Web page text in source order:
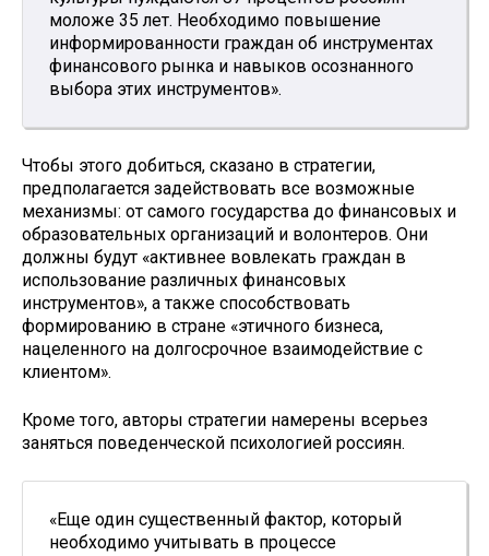
моложе 35 лет. Необходимо повышение
информированности граждан об инструментах
финансового рынка и навыков осознанного
выбора этих инструментов».
Чтобы этого добиться, сказано в стратегии,
предполагается задействовать все возможные
механизмы: от самого государства до финансовых и
образовательных организаций и волонтеров. Они
должны будут «активнее вовлекать граждан в
использование различных финансовых
инструментов», а также способствовать
формированию в стране «этичного бизнеса,
нацеленного на долгосрочное взаимодействие с
клиентом».
Кроме того, авторы стратегии намерены всерьез
заняться поведенческой психологией россиян.
«Еще один существенный фактор, который
необходимо учитывать в процессе